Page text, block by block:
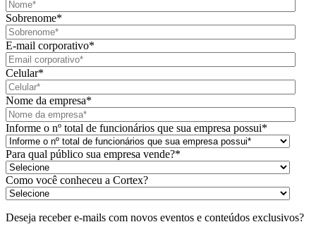
Sobrenome*
E-mail corporativo*
Celular*
Nome da empresa*
Informe o nº total de funcionários que sua empresa possui*
Para qual público sua empresa vende?*
Como você conheceu a Cortex?
Deseja receber e-mails com novos eventos e conteúdos exclusivos?